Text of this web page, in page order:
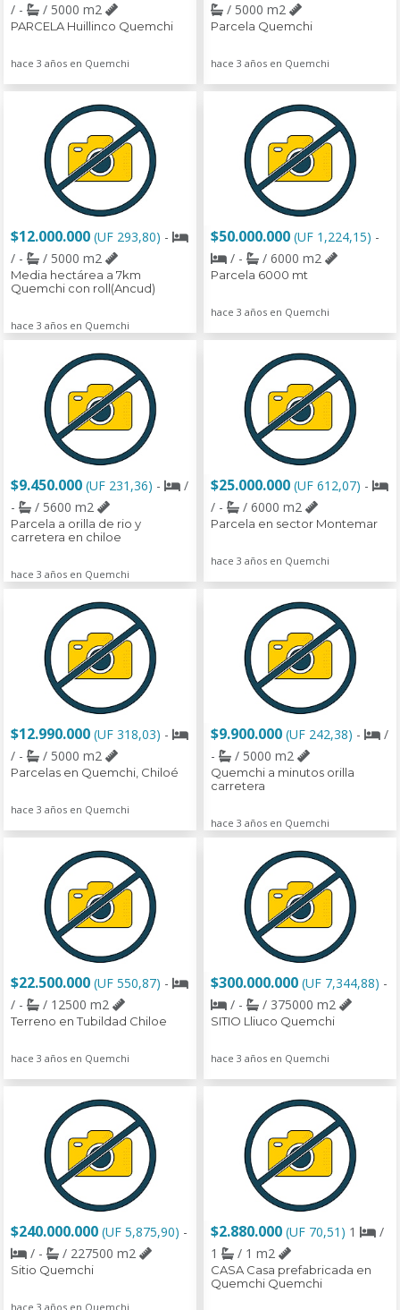
/ -
/ 5000 m2
PARCELA Huillinco Quemchi
hace 3 años en Quemchi
/ 5000 m2
Parcela Quemchi
hace 3 años en Quemchi
$12.000.000 (UF 293,80) -
/ -
/ 5000 m2
Media hectárea a 7km
Quemchi con roll(Ancud)
hace 3 años en Quemchi
$50.000.000 (UF 1,224,15) -
/ -
/ 6000 m2
Parcela 6000 mt
hace 3 años en Quemchi
$9.450.000 (UF 231,36) -
/
-
/ 5600 m2
Parcela a orilla de rio y
carretera en chiloe
hace 3 años en Quemchi
$25.000.000 (UF 612,07) -
/ -
/ 6000 m2
Parcela en sector Montemar
hace 3 años en Quemchi
$12.990.000 (UF 318,03) -
/ -
/ 5000 m2
Parcelas en Quemchi, Chiloé
hace 3 años en Quemchi
$9.900.000 (UF 242,38) -
/
-
/ 5000 m2
Quemchi a minutos orilla
carretera
hace 3 años en Quemchi
$22.500.000 (UF 550,87) -
/ -
/ 12500 m2
Terreno en Tubildad Chiloe
hace 3 años en Quemchi
$300.000.000 (UF 7,344,88) -
/ -
/ 375000 m2
SITIO Lliuco Quemchi
hace 3 años en Quemchi
$240.000.000 (UF 5,875,90) -
/ -
/ 227500 m2
Sitio Quemchi
hace 3 años en Quemchi
$2.880.000 (UF 70,51) 1
/
1
/ 1 m2
CASA Casa prefabricada en
Quemchi Quemchi